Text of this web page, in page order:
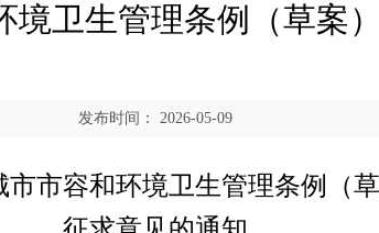
境卫生管理条例（草案
发布时间： 2026-05-09
市市容和环境卫生管理条例（